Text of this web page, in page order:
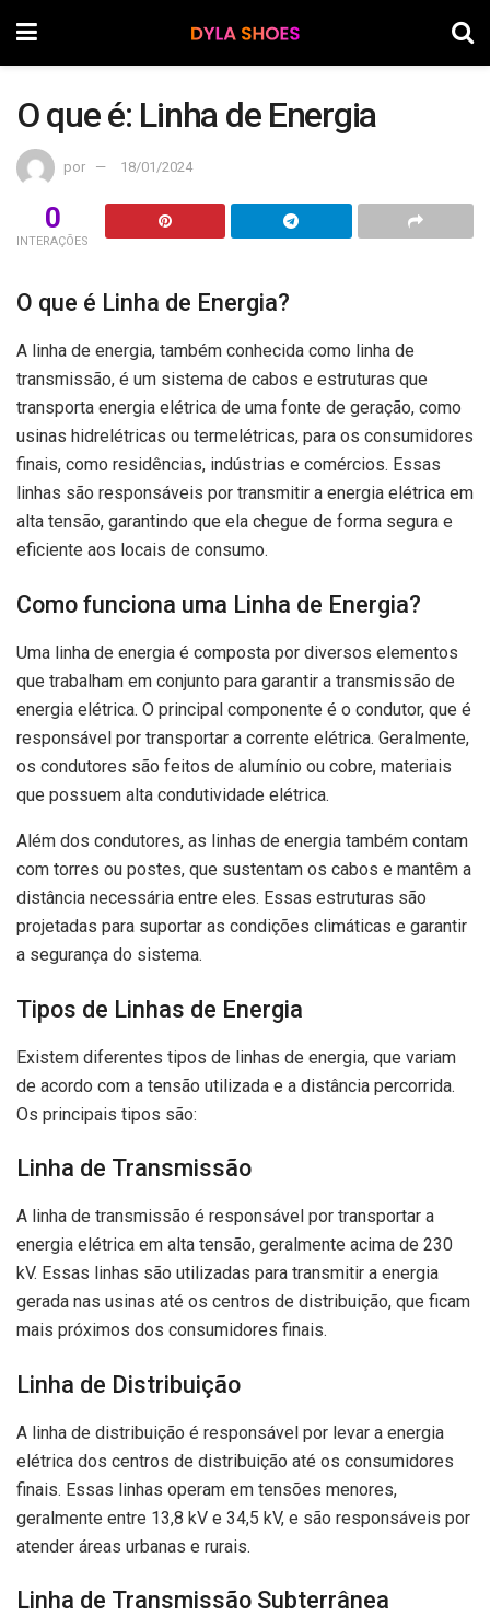
O que é: Linha de Energia
por 18/01/2024
0
INTERAÇÕES
O que é Linha de Energia?
A linha de energia, também conhecida como linha de
transmissão, é um sistema de cabos e estruturas que
transporta energia elétrica de uma fonte de geração, como
usinas hidrelétricas ou termelétricas, para os consumidores
finais, como residências, indústrias e comércios. Essas
linhas são responsáveis por transmitir a energia elétrica em
alta tensão, garantindo que ela chegue de forma segura e
eficiente aos locais de consumo.
Como funciona uma Linha de Energia?
Uma linha de energia é composta por diversos elementos
que trabalham em conjunto para garantir a transmissão de
energia elétrica. O principal componente é o condutor, que é
responsável por transportar a corrente elétrica. Geralmente,
os condutores são feitos de alumínio ou cobre, materiais
que possuem alta condutividade elétrica.
Além dos condutores, as linhas de energia também contam
com torres ou postes, que sustentam os cabos e mantêm a
distância necessária entre eles. Essas estruturas são
projetadas para suportar as condições climáticas e garantir
a segurança do sistema.
Tipos de Linhas de Energia
Existem diferentes tipos de linhas de energia, que variam
de acordo com a tensão utilizada e a distância percorrida.
Os principais tipos são:
Linha de Transmissão
A linha de transmissão é responsável por transportar a
energia elétrica em alta tensão, geralmente acima de 230
kV. Essas linhas são utilizadas para transmitir a energia
gerada nas usinas até os centros de distribuição, que ficam
mais próximos dos consumidores finais.
Linha de Distribuição
A linha de distribuição é responsável por levar a energia
elétrica dos centros de distribuição até os consumidores
finais. Essas linhas operam em tensões menores,
geralmente entre 13,8 kV e 34,5 kV, e são responsáveis por
atender áreas urbanas e rurais.
Linha de Transmissão Subterrânea